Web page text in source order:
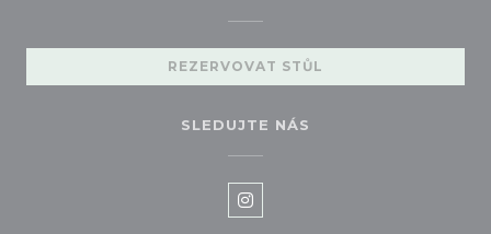
REZERVOVAT STŮL
SLEDUJTE NÁS
Instagram ((otevře se v